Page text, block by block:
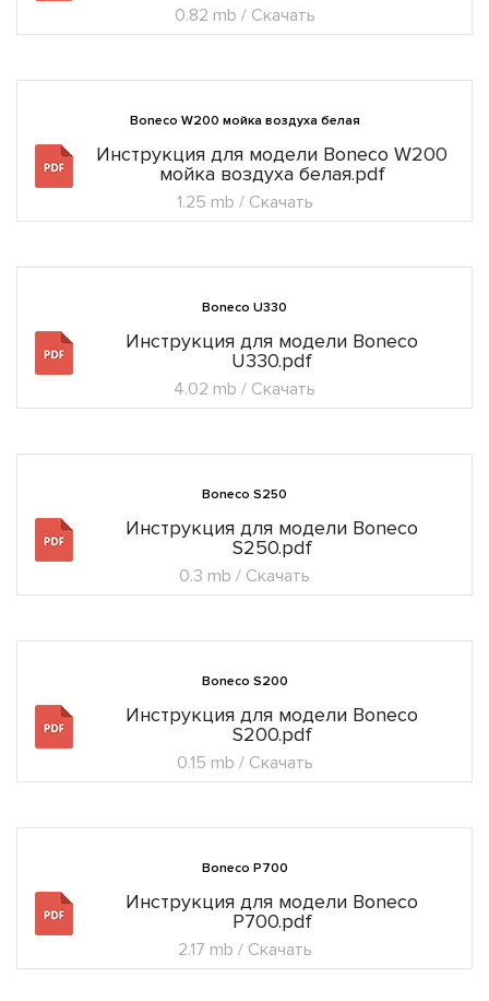
0.82 mb / Скачать
Boneco W200 мойка воздуха белая
Инструкция для модели Boneco W200
мойка воздуха белая.pdf
1.25 mb / Скачать
Boneco U330
Инструкция для модели Boneco
U330.pdf
4.02 mb / Скачать
Boneco S250
Инструкция для модели Boneco
S250.pdf
0.3 mb / Скачать
Boneco S200
Инструкция для модели Boneco
S200.pdf
0.15 mb / Скачать
Boneco P700
Инструкция для модели Boneco
P700.pdf
2.17 mb / Скачать